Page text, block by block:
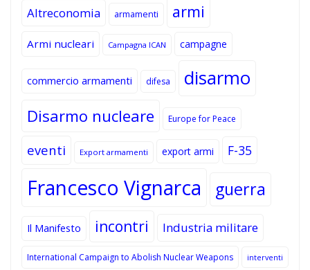
Altreconomia armamenti armi
Armi nucleari Campagna ICAN campagne
commercio armamenti difesa disarmo
Disarmo nucleare Europe for Peace
eventi Export armamenti export armi F-35
Francesco Vignarca guerra
Il Manifesto incontri Industria militare
International Campaign to Abolish Nuclear Weapons interventi